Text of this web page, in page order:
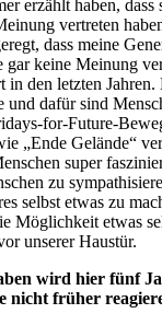
erzählt haben, dass
vertreten
dass meine
gar keine Meinung
in den letzten
und dafür sind
for-Future-
„Ende Gelände“
super
zu
selbst etwas zu
Möglichkeit etwas
unserer Haustür.
wird hier fünf
nicht früher